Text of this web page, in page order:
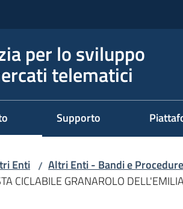
per lo sviluppo
telematici
Supporto
Enti / Altri Enti - Bandi e
CICLABILE GRANAROLO